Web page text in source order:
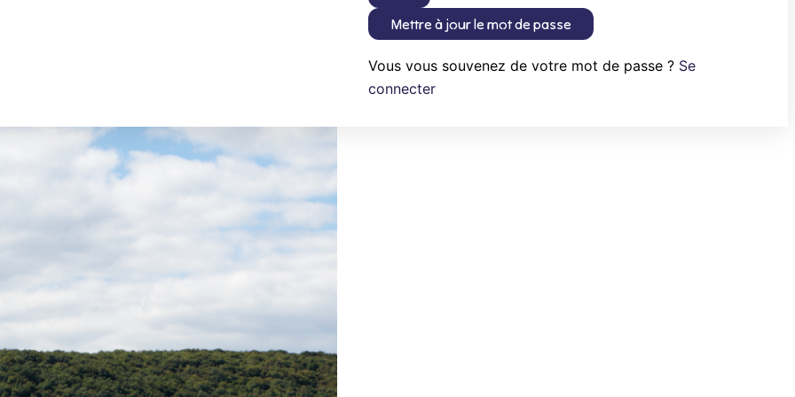
Mettre à jour le mot de passe
Vous vous souvenez de votre mot de passe ? Se
connecter